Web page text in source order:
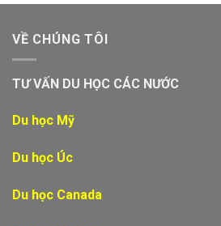
VỀ CHÚNG TÔI
TƯ VẤN DU HỌC CÁC NƯỚC
Du học Mỹ
Du học Úc
Du học Canada